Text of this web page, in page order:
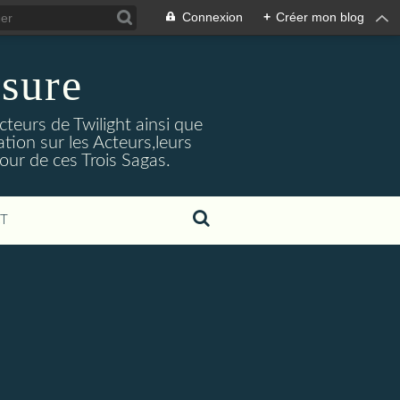
Connexion + Créer mon blog
de Twilight ainsi que
sur les Acteurs,leurs
de ces Trois Sagas.